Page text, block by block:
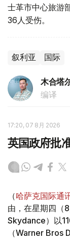
士革市中心旅游
36人受伤。
叙利亚 国际
木合塔
编译
17:20, 07 8月 2026
英国政府批
（哈萨克国际通
由，在星期四（
Skydance）以
（Warner Bros